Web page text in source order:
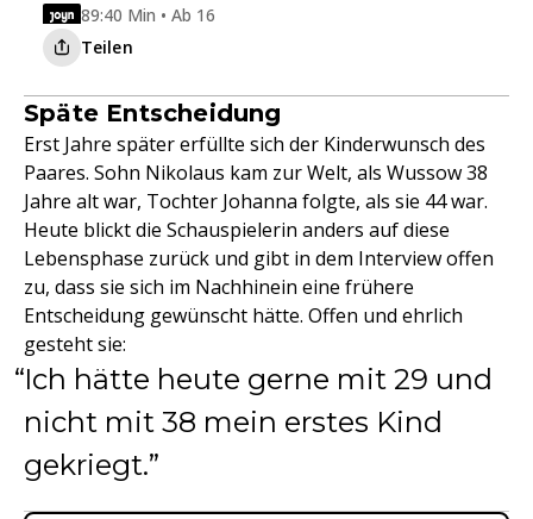
89:40 Min • Ab 16
Teilen
Späte Entscheidung
Erst Jahre später erfüllte sich der Kinderwunsch des
Paares. Sohn Nikolaus kam zur Welt, als Wussow 38
Jahre alt war, Tochter Johanna folgte, als sie 44 war.
Heute blickt die Schauspielerin anders auf diese
Lebensphase zurück und gibt in dem Interview offen
zu, dass sie sich im Nachhinein eine frühere
Entscheidung gewünscht hätte. Offen und ehrlich
gesteht sie:
Ich hätte heute gerne mit 29 und
nicht mit 38 mein erstes Kind
gekriegt.